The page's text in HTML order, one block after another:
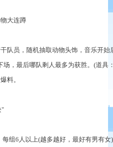
大连蹲
员，随机抽取动物头饰，音乐开始
场，最后哪队剩人最多为获胜。(道
料。
"
6人以上(越多越好，最好有男有女)